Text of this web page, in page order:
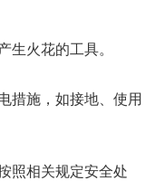
火花的工具。
措施，如接地、使用
照相关规定安全处